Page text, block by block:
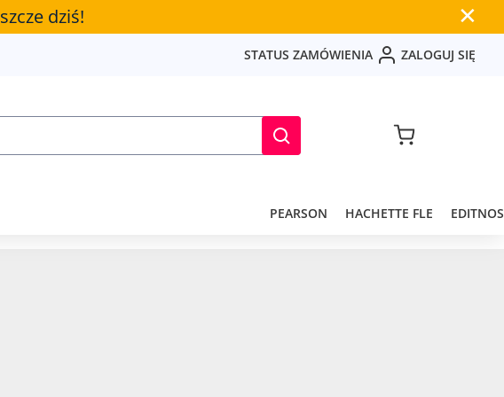
dziś! ✕
STATUS ZAMÓWIENIA ZALOGUJ SIĘ
PEARSON HACHETTE FLE EDITNOS